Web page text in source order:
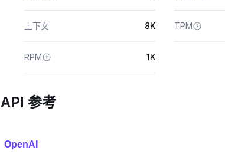
上下文 8K TPM
RPM 1K
API 参考
OpenAI